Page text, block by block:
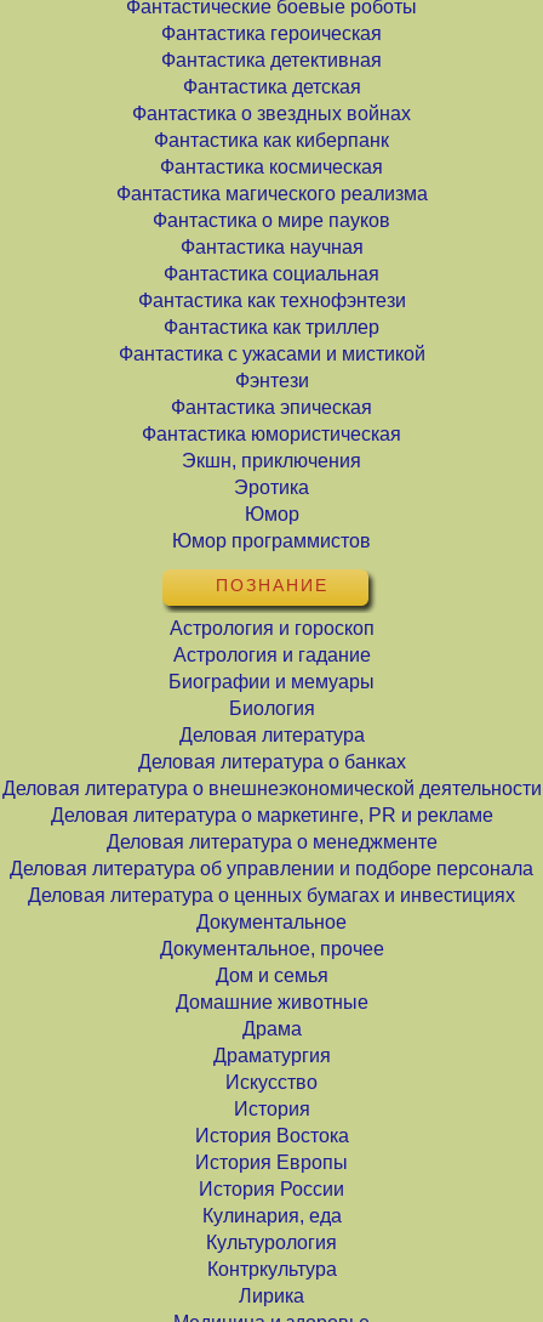
Фантастические боевые роботы
Фантастика героическая
Фантастика детективная
Фантастика детская
Фантастика о звездных войнах
Фантастика как киберпанк
Фантастика космическая
Фантастика магического реализма
Фантастика о мире пауков
Фантастика научная
Фантастика социальная
Фантастика как технофэнтези
Фантастика как триллер
Фантастика с ужасами и мистикой
Фэнтези
Фантастика эпическая
Фантастика юмористическая
Экшн, приключения
Эротика
Юмор
Юмор программистов
ПОЗНАНИЕ
Астрология и гороскоп
Астрология и гадание
Биографии и мемуары
Биология
Деловая литература
Деловая литература о банках
Деловая литература о внешнеэкономической деятельности
Деловая литература о маркетинге, PR и рекламе
Деловая литература о менеджменте
Деловая литература об управлении и подборе персонала
Деловая литература о ценных бумагах и инвестициях
Документальное
Документальное, прочее
Дом и семья
Домашние животные
Драма
Драматургия
Искусство
История
История Востока
История Европы
История России
Кулинария, еда
Культурология
Контркультура
Лирика